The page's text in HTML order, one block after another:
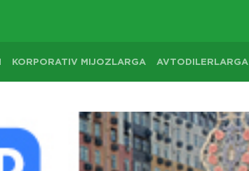
KORPORATIV MIJOZLARGA AVTODILERLARGA